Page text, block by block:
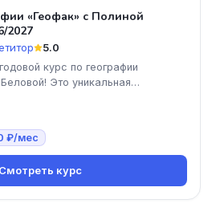
«Геофак» с Полиной
2027
5.0
курс по географии
Это уникальная
₽/мес
Смотреть курс